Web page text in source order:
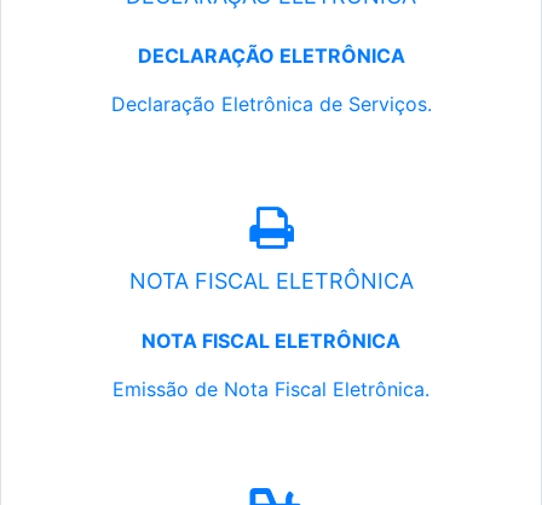
DECLARAÇÃO ELETRÔNICA
Declaração Eletrônica de Serviços.
NOTA FISCAL ELETRÔNICA
NOTA FISCAL ELETRÔNICA
Emissão de Nota Fiscal Eletrônica.